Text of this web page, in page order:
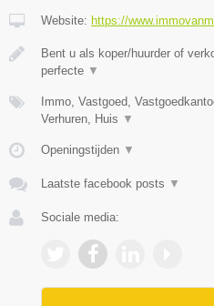
Website: https://
Bent u als koper/huurder of
perfecte ▼
Immo, Vastgoed,
Verhuren, Huis ▼
Openingstijden ▼
Laatste facebook posts ▼
Sociale media: